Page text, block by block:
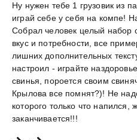
Ну нужен тебе 1 грузовик из
играй себе у себя на компе!
Собрал человек целый
вкус и потребности, все
лишних дополнительных
настроил - играйте
свинья, пороется своим
Крылова все помнят?)! Не
которого только что напился,
заканчивается!!!